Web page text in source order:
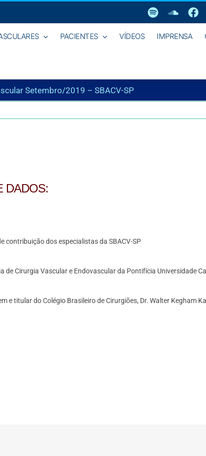
Spotify
PACIENTES VÍDEOS IMPRENSA
Setembro/2019 – SBACV-SP
DADOS:
contribuição dos especialistas da SBACV-SP
de Cirurgia Vascular e Endovascular da Pontifícia Universidade
e titular do Colégio Brasileiro de Cirurgiões, Dr. Walter Kegham